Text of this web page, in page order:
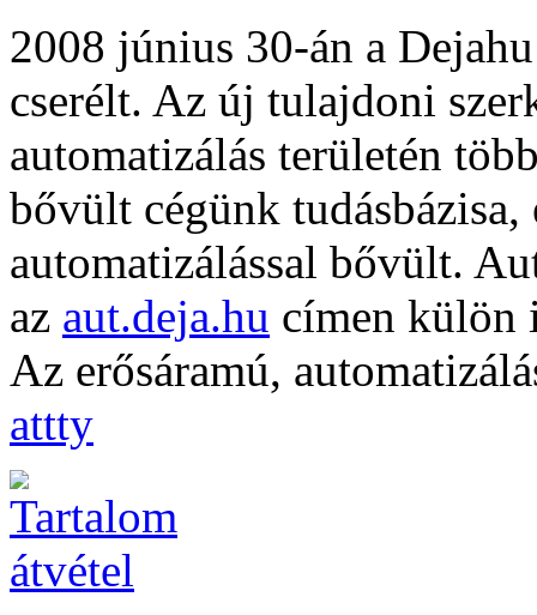
2008 június 30-án a
cserélt. Az új tulajdoni
automatizálás területén
bővült cégünk
automatizálással bővült.
az aut.deja.hu címen külön
Az erősáramú,
attty